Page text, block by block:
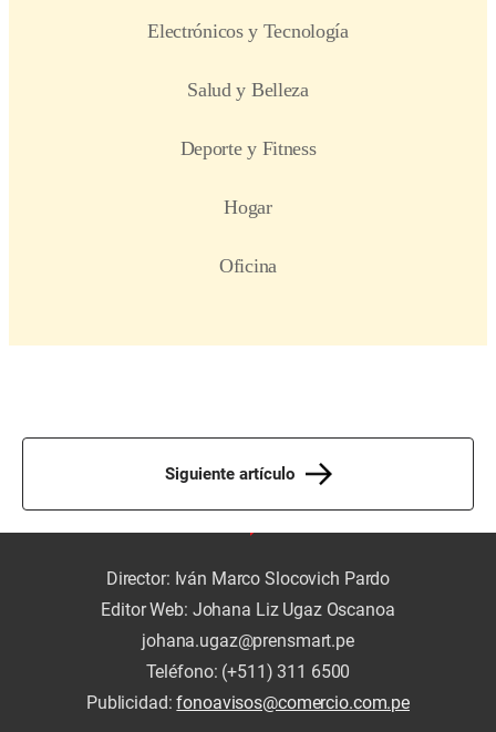
Siguiente artículo
Director: Iván Marco Slocovich Pardo
Editor Web: Johana Liz Ugaz Oscanoa
johana.ugaz@prensmart.pe
Teléfono: (+511) 311 6500
Publicidad:fonoavisos@comercio.com.pe